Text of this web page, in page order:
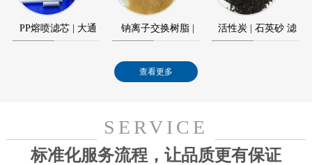
PP熔喷滤芯 | 大通 钠离子交换树脂 | 活性炭 | 石英砂 滤
查看更多
SERVICE
标准化服务流程，让品质更有保证